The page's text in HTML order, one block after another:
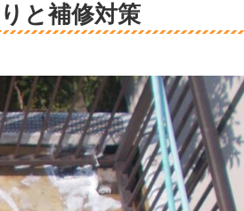
と補修対策